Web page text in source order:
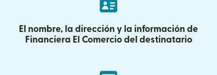
El nombre, la dirección y la información de
Financiera El Comercio del destinatario